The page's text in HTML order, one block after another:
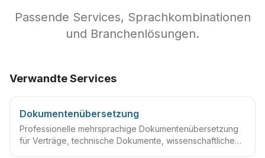
Passende Services, Sprachkombinationen
und Branchenlösungen.
Verwandte Services
Dokumentenübersetzung
Professionelle mehrsprachige Dokumentenübersetzung
für Verträge, technische Dokumente, wissenschaftliche